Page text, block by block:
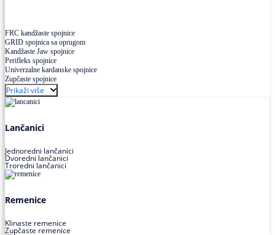
FRC kandžaste spojnice
GRID spojnica sa oprugom
Kandžaste Jaw spojnice
Perifleks spojnice
Univerzalne kardanske spojnice
Zupčaste spojnice
Prikaži više
Lančanici
Jednoredni lančanici
Dvoredni lančanici
Troredni lančanici
Remenice
Klinaste remenice
Zupčaste remenice